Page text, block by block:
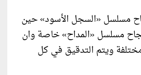
مسلسل «السجل الأسود» حين
مسلسل «المداح» خاصة وان
ويتم التدقيق في كل